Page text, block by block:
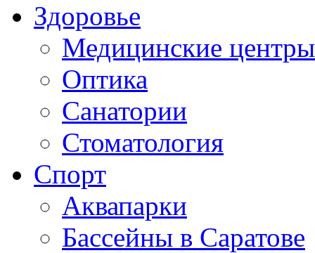
Здоровье
Медицинские центры
Оптика
Санатории
Стоматология
Спорт
Аквапарки
Бассейны в Саратове